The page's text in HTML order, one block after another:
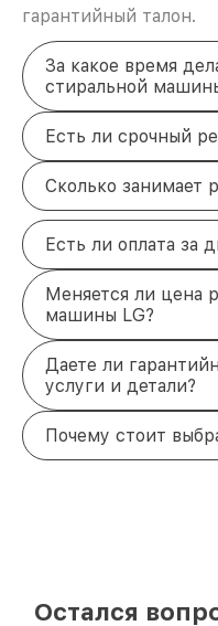
гарантийный талон.
За какое время
стиральной
Есть ли срочный
Сколько занимает
Есть ли оплата за
Меняется ли цена
машины LG?
Даете ли
услуги и детали?
Почему стоит
Остался